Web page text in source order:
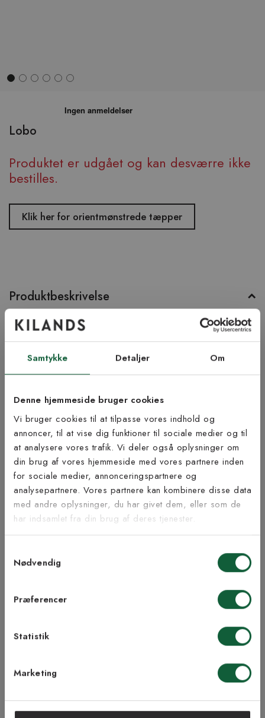
Samtykke Detaljer Om
Denne hjemmeside bruger cookies
Vi bruger cookies til at tilpasse vores indhold og
annoncer, til at vise dig funktioner til sociale medier og til
at analysere vores trafik. Vi deler også oplysninger om
din brug af vores hjemmeside med vores partnere inden
for sociale medier, annonceringspartnere og
analysepartnere. Vores partnere kan kombinere disse data
med andre oplysninger, du har givet dem, eller som de
har indsamlet fra din brug af deres tjenester.
Nødvendig
Præferencer
Statistik
Marketing
Lobo
Produktet er udgået og kan desværre ikke
bestilles.
Klik her for orientmønstrede tæpper
begyndelsen
af
Produktbeskrivelse
Lobo er et fladvævet tæppe med mønster som minder om de
klassiske Gabbeh-tæpper. Tæppet er 100% fnugfrit.
Produktinformation
Bæredygtighed
Inspiration fra @kilandsofficial
Tilmeld dig vores
nyhedsbrev
Vær blandt de første til at modtage vores tilbud,
tips og nyheder.
Samtykke til Kilands vilkår
modtage nyhedsbreve fra Kilands